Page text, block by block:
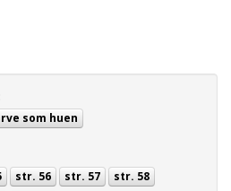
som huen
str. 56 str. 57
str. 58